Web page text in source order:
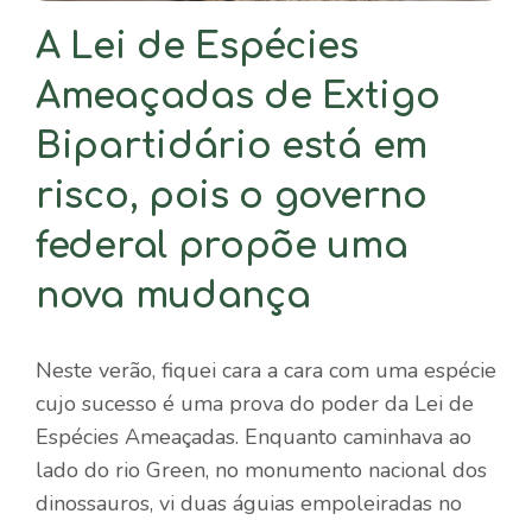
A Lei de Espécies
Ameaçadas de Extigo
Bipartidário está em
risco, pois o governo
federal propõe uma
nova mudança
Neste verão, fiquei cara a cara com uma espécie
cujo sucesso é uma prova do poder da Lei de
Espécies Ameaçadas. Enquanto caminhava ao
lado do rio Green, no monumento nacional dos
dinossauros, vi duas águias empoleiradas no